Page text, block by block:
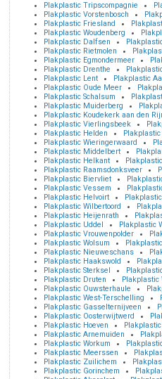
Plakplastic Tripscompagnie
Plakplastic Vorstenbosch
Plakplastic Friesland
Plakplastic Woudenberg
Plakplastic Dalfsen
Plakplastic Rietmolen
Plakplastic Egmondermeer
Plakplastic Drenthe
Plakplastic Lent
Plakplastic
Plakplastic Oude Meer
Plakplastic Schalsum
Plakplastic Muiderberg
Plakplastic Koudekerk aan den
Plakplastic Vierlingsbeek
Plakplastic Helden
Plakplastic Wieringerwaard
Plakplastic Middelbert
Plakplastic Helkant
Plakplastic Raamsdonksveer
Plakplastic Biervliet
Plakplastic Vessem
Plakplastic Helvoirt
Plakplastic Wilbertoord
Plakplastic Heijenrath
Plakplastic Uddel
Plakplastic
Plakplastic Vrouwenpolder
Plakplastic Wolsum
Plakplastic Nieuweschans
Plakplastic Haakswold
Plakplastic Sterksel
Plakplastic Druten
Plakplastic
Plakplastic Ouwsterhaule
Plakplastic West-Terschelling
Plakplastic Gasselternijveen
Plakplastic Oosterwijtwerd
Plakplastic Hoeven
Plakplastic Arnemuiden
Plakplastic Workum
Plakplastic Meerssen
Plakplastic Zuilichem
Plakplastic Gorinchem